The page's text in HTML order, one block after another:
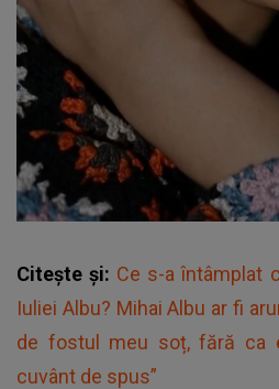
Citește și: Ce s-a întâmplat
Iuliei Albu? Mihai Albu ar fi
de fostul meu soț, fără ca
cuvânt de spus”